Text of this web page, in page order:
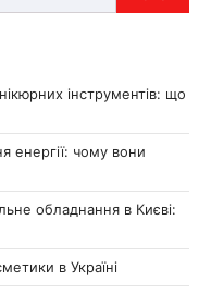
інструментів: що
енергії: чому вони
обладнання в Києві:
в Україні